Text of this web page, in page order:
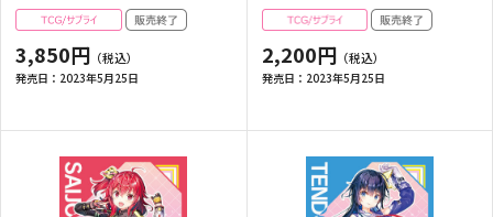
3,850円
発売日： 2023年5月25日
2,200円
発売日： 2023年5月25日